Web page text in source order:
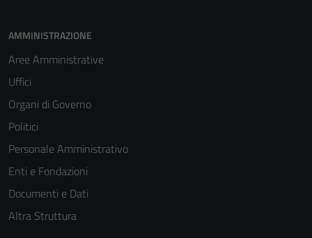
AMMINISTRAZIONE
Aree Amministrative
Uffici
Organi di Governo
Politici
Personale Amministrativo
Enti e Fondazioni
Documenti e Dati
Altra Struttura